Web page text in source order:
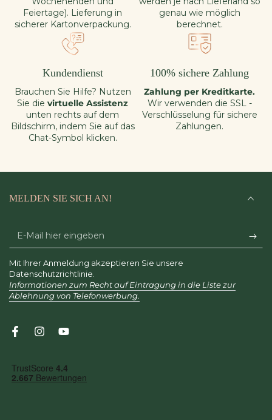
Feiertage). Lieferung in
sicherer Kartonverpackung.
genau wie möglich
berechnet.
Kundendienst
Brauchen Sie Hilfe? Nutzen
Sie die virtuelle Assistenz
unten rechts auf dem
Bildschirm, indem Sie auf das
Chat-Symbol klicken.
100% sichere Zahlung
Zahlung per Kreditkarte.
Wir verwenden die SSL -
Verschlüsselung für sichere
Zahlungen.
MELDEN SIE SICH AN!
E-
Mail
hier
eingeben
Mit Ihrer Anmeldung akzeptieren Sie unsere
Datenschutzrichtlinie.
Informationen zum Recht auf Eintragung in die Liste zur
Ablehnung von Telefonwerbung.
FacebookInstagramYouTube